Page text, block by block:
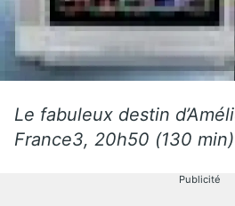
Le fabuleux destin
France3, 20h50 (130 min)
Publicité